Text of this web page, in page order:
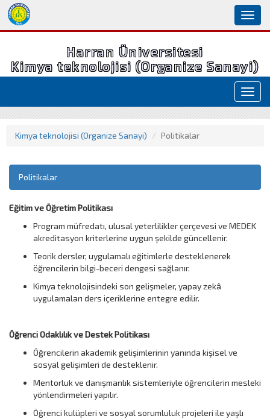
Harran Üniversitesi
Kimya teknolojisi (Organize Sanayi)
Kimya teknolojisi (Organize Sanayi) Politikalar
Politikalar
Eğitim ve Öğretim Politikası
Program müfredatı, ulusal yeterlilikler çerçevesi ve MEDEK
akreditasyon kriterlerine uygun şekilde güncellenir.
Teorik dersler, uygulamalı eğitimlerle desteklenerek
öğrencilerin bilgi-beceri dengesi sağlanır.
Kimya teknolojisindeki son gelişmeler, yapay zekâ
uygulamaları ders içeriklerine entegre edilir.
Öğrenci Odaklılık ve Destek Politikası
Öğrencilerin akademik gelişimlerinin yanında kişisel ve
sosyal gelişimleri de desteklenir.
Mentorluk ve danışmanlık sistemleriyle öğrencilerin mesleki
yönlendirmeleri yapılır.
Öğrenci kulüpleri ve sosyal sorumluluk projeleri ile yaşlı